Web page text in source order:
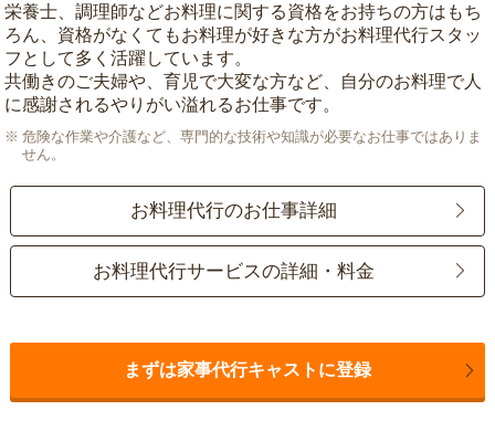
栄養士、調理師などお料理に関する資格をお持ちの方はもち
ろん、資格がなくてもお料理が好きな方がお料理代行スタッ
フとして多く活躍しています。
共働きのご夫婦や、育児で大変な方など、自分のお料理で人
に感謝されるやりがい溢れるお仕事です。
危険な作業や介護など、専門的な技術や知識が必要なお仕事ではありま
せん。
お料理代行のお仕事詳細
お料理代行サービスの詳細・料金
まずは家事代行キャストに登録